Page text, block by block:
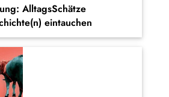
AlltagsSchätze
eintauchen